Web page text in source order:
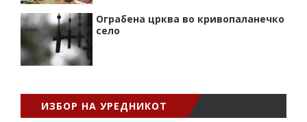
Ограбена црква во кривопаланечко
село
ИЗБОР НА УРЕДНИКОТ